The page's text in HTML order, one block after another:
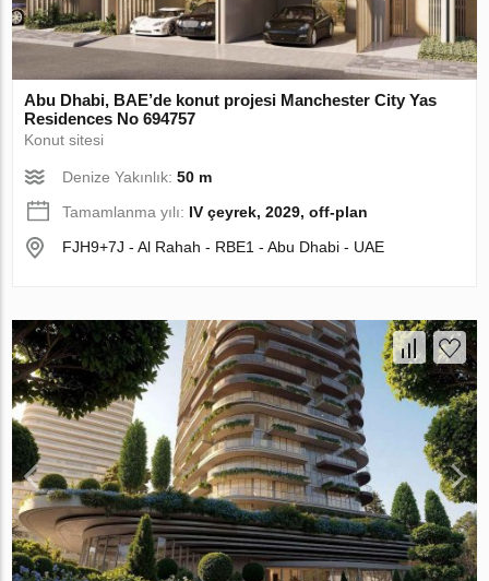
Abu Dhabi, BAE’de konut projesi Manchester City Yas
Residences No 694757
Konut sitesi
Denize Yakınlık:50 m
Tamamlanma yılı: IV çeyrek, 2029, off-plan
FJH9+7J - Al Rahah - RBE1 - Abu Dhabi - UAE